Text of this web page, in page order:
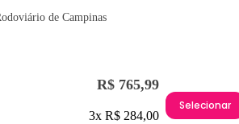
de Campinas
R$ 765,99
3x R$ 284,00
Selecionar